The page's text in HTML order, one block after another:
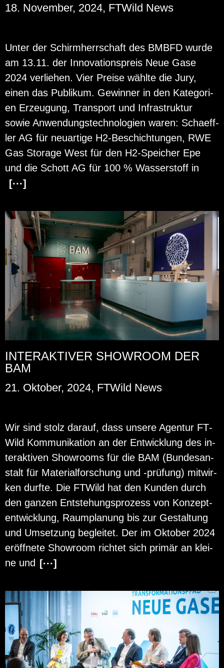
18. November, 2024, FTWild News
Unter der Schirm­herr­schaft des BMBFD wurde
am 13.11. der In­no­va­ti­ons­preis Neue Gase
2024 ver­lie­hen. Vier Prei­se wähl­te die Jury,
einen das Pu­bli­kum. Ge­win­ner in den Ka­te­go­ri­
en Er­zeu­gung, Trans­port und In­fra­struk­tur
sowie An­wen­dungs­tech­no­lo­gi­en waren: Scha­eff­
ler AG für neu­ar­ti­ge H2-Be­schich­tun­gen, RWE
Gas Sto­r­a­ge West für den H2-Spei­cher Epe
und die Schott AG für 100 % Was­ser­stoff in
[···]
INTERAKTIVER SHOWROOM DER
BAM
21. Oktober, 2024, FTWild News
Wir sind stolz dar­auf, dass un­se­re Agen­tur FT­
Wild Kom­mu­ni­ka­ti­on an der Ent­wick­lung des in­
ter­ak­ti­ven Show­rooms für die BAM (Bun­des­an­
stalt für Ma­te­ri­al­for­schung und -prü­fung) mit­wir­
ken durf­te. Die FT­Wild hat den Kun­den durch
den gan­zen Ent­ste­hungs­pro­zess von Kon­zept­
ent­wick­lung, Raum­pla­nung bis zur Ge­stal­tung
und Um­set­zung be­glei­tet. Der im Ok­to­ber 2024
er­öff­ne­te Show­room rich­tet sich pri­mär an klei­
ne und
[···]